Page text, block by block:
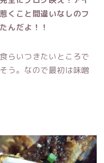
くこと間違いなしのフ
んだよ！！
らいつきたいところで
う。なので最初は味噌